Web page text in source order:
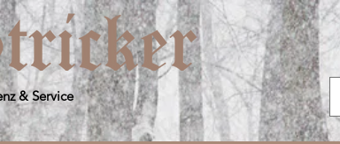
& Service